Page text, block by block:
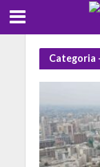
Categoria